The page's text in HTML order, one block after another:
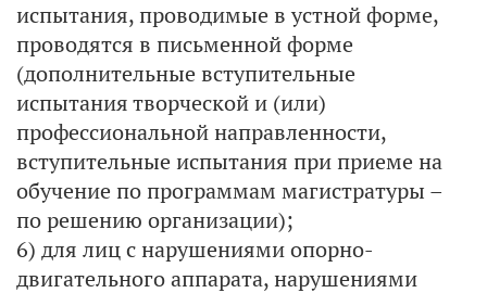
испытания, проводимые в устной форме,
проводятся в письменной форме
(дополнительные вступительные
испытания творческой и (или)
профессиональной направленности,
вступительные испытания при приеме на
обучение по программам магистратуры –
по решению организации);
6) для лиц с нарушениями опорно-
двигательного аппарата, нарушениями